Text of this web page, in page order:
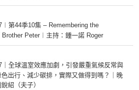
第44季10集 – Remembering the
Peter︱主持：鍾一諾 Roger
｜全球溫室效應加劇，引發嚴重氣候反常與
出行、減少碳排，實際又做得到嗎？｜晚
紹（夫子）